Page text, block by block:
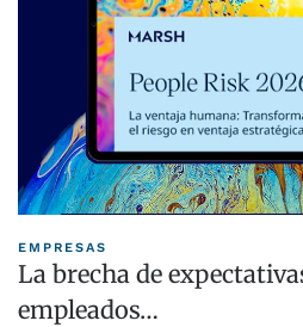
EMPRESAS
La brecha de
empleados…